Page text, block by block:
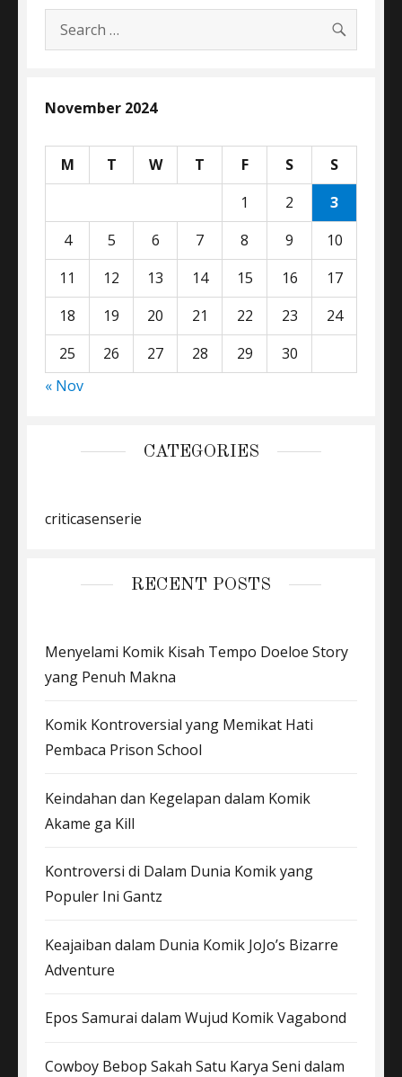
Search
for:
November 2024
M T W T F S
S
1
2
3
4
5 6 7 8 9
10
11
12 13 14 15 16
17
18
19 20 21 22 23
24
25
26 27 28 29
30
« Nov
CATEGORIES
criticasenserie
RECENT POSTS
Menyelami Komik Kisah Tempo Doeloe Story
yang Penuh Makna
Komik Kontroversial yang Memikat Hati
Pembaca Prison School
Keindahan dan Kegelapan dalam Komik
Akame ga Kill
Kontroversi di Dalam Dunia Komik yang
Populer Ini Gantz
Keajaiban dalam Dunia Komik JoJo’s Bizarre
Adventure
Epos Samurai dalam Wujud Komik Vagabond
Cowboy Bebop Sakah Satu Karya Seni dalam